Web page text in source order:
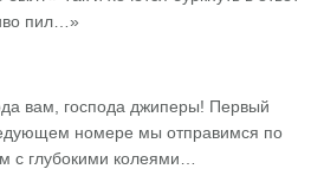
пил…»
вам, господа джиперы! Первый
номере мы отправимся по
с глубокими колеями…